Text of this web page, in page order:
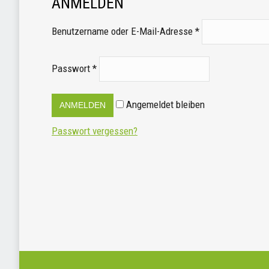
Benutzername oder E-Mail-Adresse *
Passwort *
Angemeldet bleiben
Passwort vergessen?